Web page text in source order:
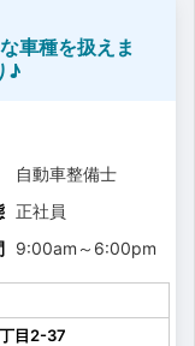
車種を扱えま
♪
自動車整備士
正社員
9:00am ～ 6:00pm
目2-37